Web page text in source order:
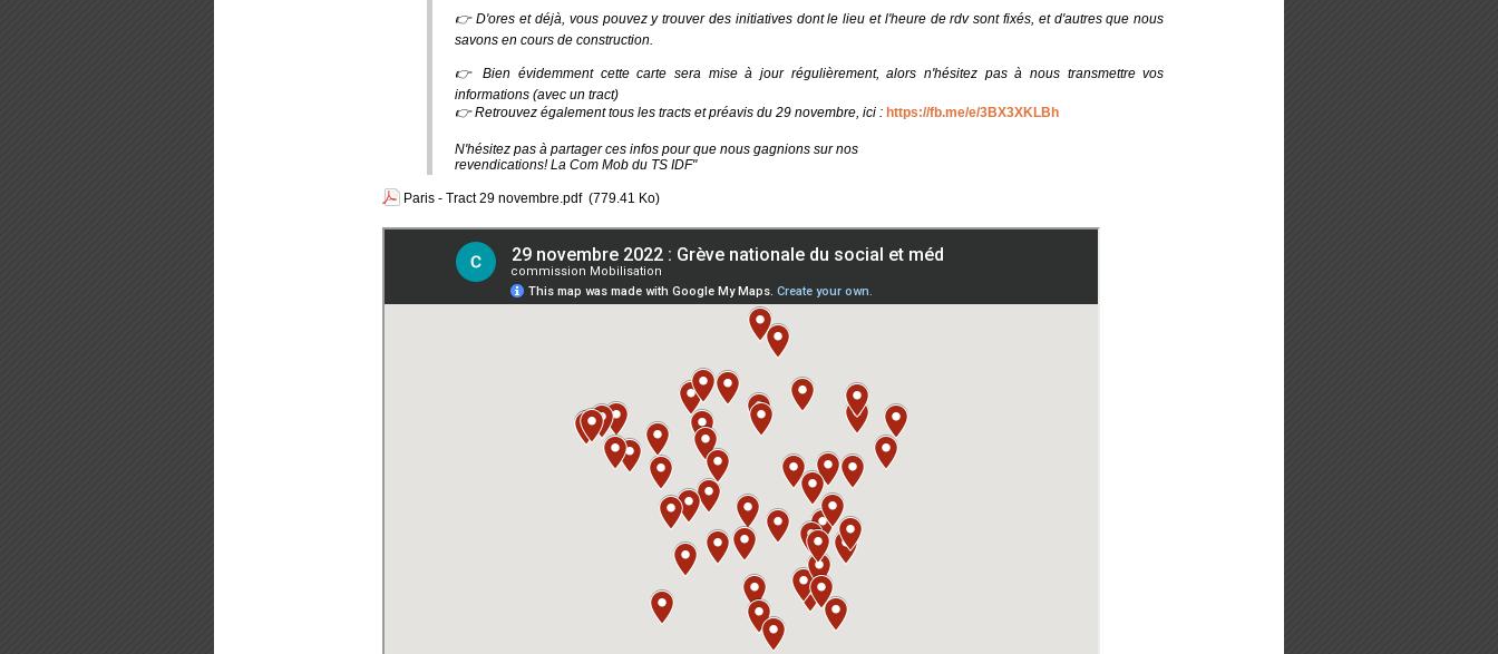
👉 D'ores et déjà, vous pouvez y trouver des initiatives dont le lieu et l'heure de rdv sont fixés, et d'autres que nous
savons en cours de construction.
👉 Bien évidemment cette carte sera mise à jour régulièrement, alors n'hésitez pas à nous transmettre vos
informations (avec un tract)
👉 Retrouvez également tous les tracts et préavis du 29 novembre, ici : https://fb.me/e/3BX3XKLBh
N'hésitez pas à partager ces infos pour que nous gagnions sur nos
revendications! La Com Mob du TS IDF"
Paris - Tract 29 novembre.pdf (779.41 Ko)